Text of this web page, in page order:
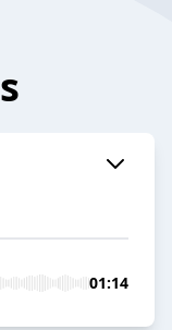
01:14